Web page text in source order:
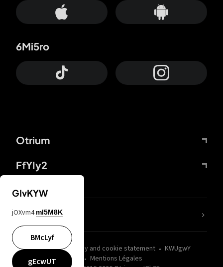
Otrium
FfYIy2
6Mi5ro
wZQPfd Privacy and cookie statement
KWUgwY
Mentions Légales
nLC6tu
GIvKYW
jOXvm4 mI5M8K
BMcLyf
gEcwUT